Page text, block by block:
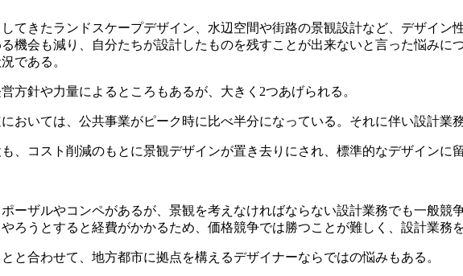
てきたランドスケープデザイン、水辺空間や街路の景観設計など、デザイ
機会も減り、自分たちが設計したものを残すことが出来ないと言った悩みに
である。
方針や力量によるところもあるが、大きく2つあげられる。
おいては、公共事業がピーク時に比べ半分になっている。それに伴い設計業
、コスト削減のもとに景観デザインが置き去りにされ、標準的なデザインに
ーザルやコンペがあるが、景観を考えなければならない設計業務でも一般
ろうとすると経費がかかるため、価格競争では勝つことが難しく、設計業務
と合わせて、地方都市に拠点を構えるデザイナーならではの悩みもある。